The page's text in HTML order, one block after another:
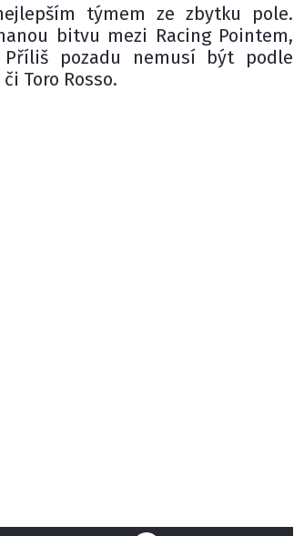
týmem ze zbytku pole.
bitvu mezi Racing Pointem,
Příliš pozadu nemusí být podle
Toro Rosso.